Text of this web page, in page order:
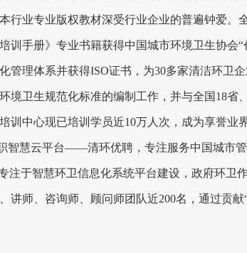
行业专业版权教材深受行业企业的普遍钟爱。
训手册》专业书籍获得中国城市环境卫生协会
管理体系并获得ISO证书，为30多家清洁环卫
境卫生规范化标准的编制工作，并与全国18省
训中心现已培训学员近10万人次，成为享誉业
智慧云平台——清环优聘，专注服务中国城市
注于智慧环卫信息化系统平台建设，政府环卫
讲师、咨询师、顾问师团队近200名，通过贡